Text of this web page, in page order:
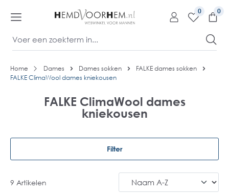
0
Home Dames Dames sokken
FALKE dames sokken
FALKE ClimaWool dames kniekousen
FALKE ClimaWool dames
kniekousen
Filter
9 Artikelen